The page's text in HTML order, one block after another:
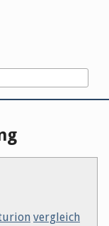
vergleich